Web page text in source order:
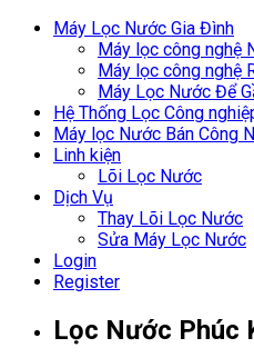
Máy Lọc Nước Gia Đình
Máy lọc công nghệ
Máy lọc công nghệ
Máy Lọc Nước Để
Hệ Thống Lọc Công
Máy lọc Nước Bán Công
Linh kiện
Lõi Lọc Nước
Dịch Vụ
Thay Lõi Lọc Nước
Sửa Máy Lọc Nước
Login
Register
Lọc Nước Phúc